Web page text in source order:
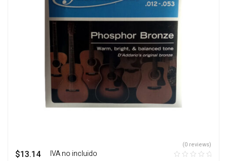
$13.14 ‎ ‎ ‎ IVA no incluido
(0 reviews)